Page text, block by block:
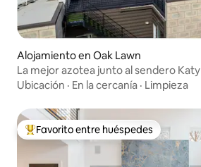
Alojamiento en Oak Lawn
La mejor azotea junto al sendero Katy
Ubicación · En la cercanía · Limpieza
Favorito entre huéspedes preferido
Favorito entre huéspedes